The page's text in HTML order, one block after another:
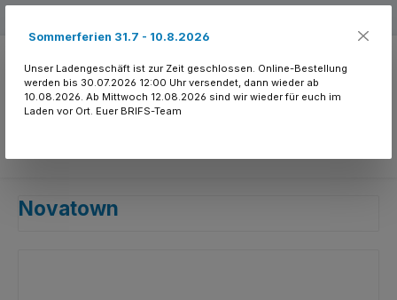
Novatown
Sommerferien 31.7 - 10.8.2026
Unser Ladengeschäft ist zur Zeit geschlossen. Online-Bestellung
werden bis 30.07.2026 12:00 Uhr versendet, dann wieder ab
10.08.2026. Ab Mittwoch 12.08.2026 sind wir wieder für euch im
Laden vor Ort. Euer BRIFS-Team